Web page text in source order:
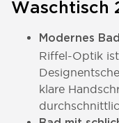
Waschtisch
Modernes
Riffel-Optik
klare